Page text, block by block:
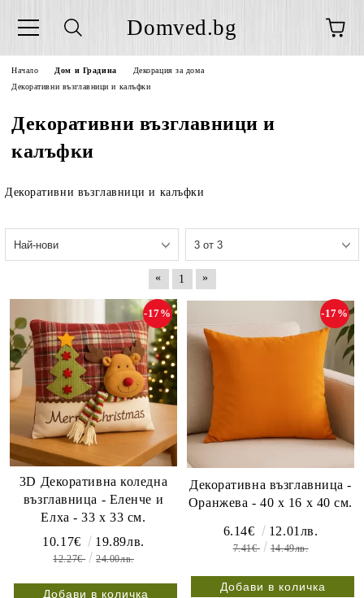
Domved.bg
Начало Дом и Градина
Декорация за дома
Декоративни възглавници и калъфки
Декоративни възглавници и
калъфки
Декоративни възглавници и калъфки
« 1 »
3D Декоративна коледна
възглавница - Еленче и
Елха - 33 х 33 см.
-17%
10.17€ 19.89лв.
12.27€ 24.00лв.
Декоративна възглавница -
Оранжева - 40 x 16 x 40 см.
-17%
6.14€ 12.01лв.
7.41€ 14.49лв.